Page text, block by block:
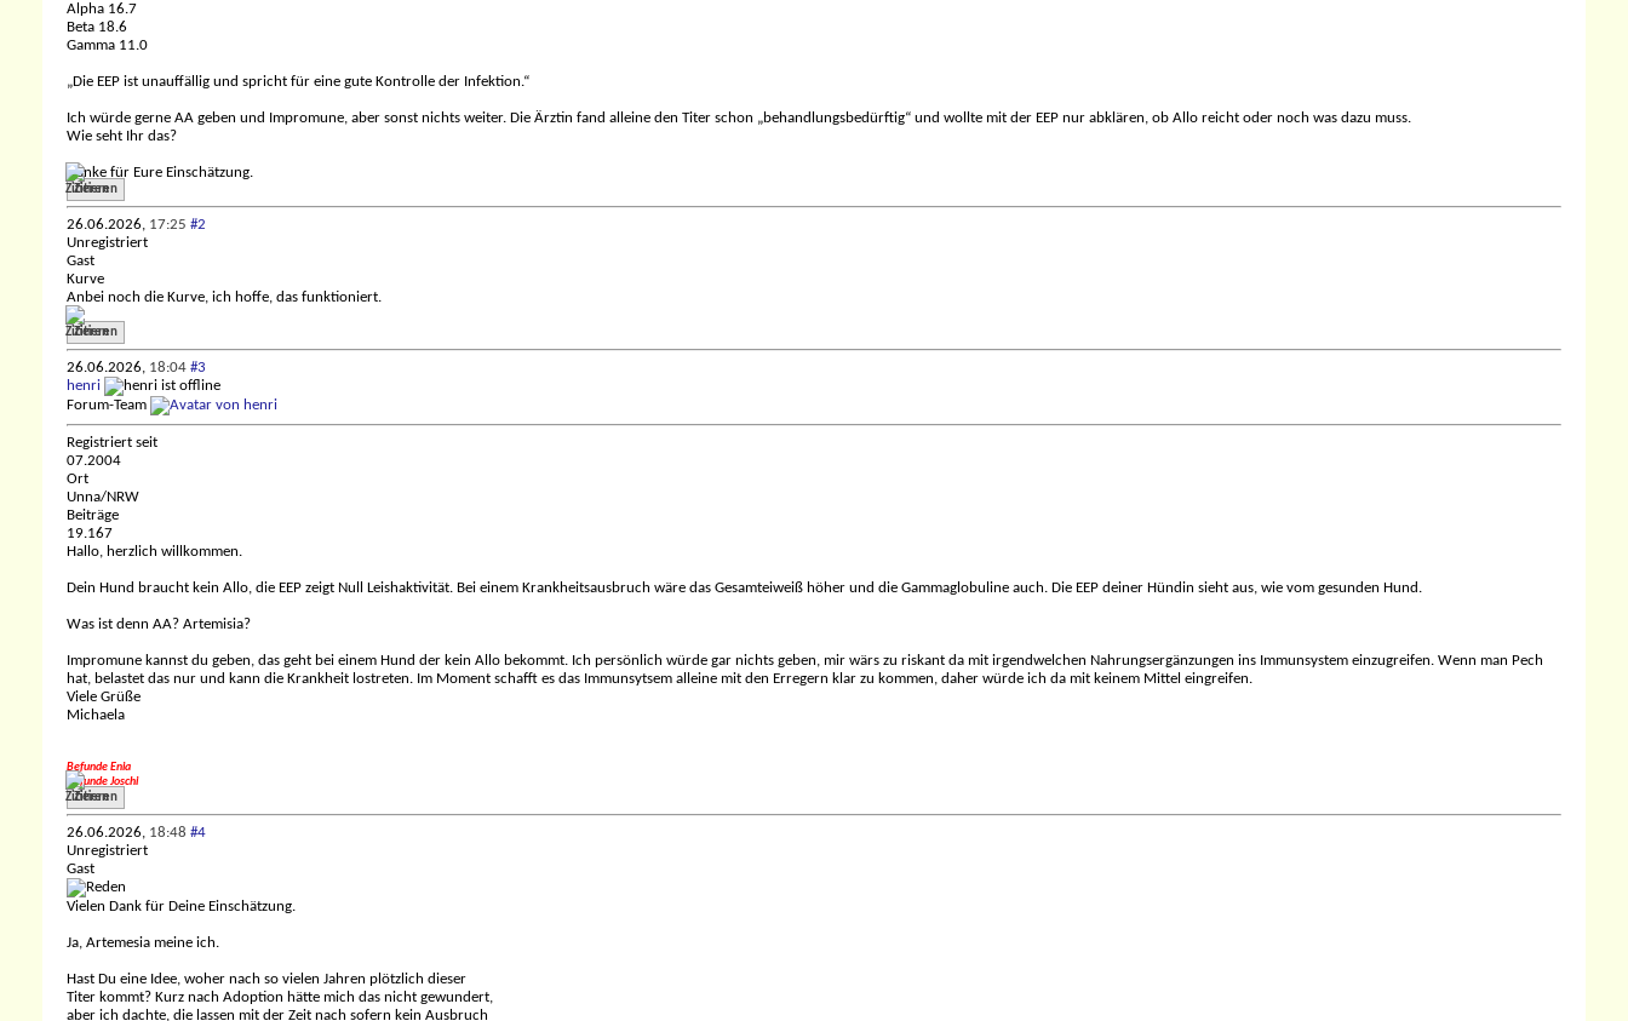
Alpha 16.7
Beta 18.6
Gamma 11.0
„Die EEP ist unauffällig und spricht für eine gute Kontrolle der Infektion.“
Ich würde gerne AA geben und Impromune, aber sonst nichts weiter. Die Ärztin fand alleine den Titer schon „behandlungsbedürftig“ und wollte mit der EEP nur abklären, ob Allo reicht oder noch was dazu muss.
Wie seht Ihr das?
Danke für Eure Einschätzung.
Zitieren
26.06.2026, 17:25 #2
Unregistriert
Gast
Kurve
Anbei noch die Kurve, ich hoffe, das funktioniert.
Zitieren
26.06.2026, 18:04 #3
henri
Forum-Team
Registriert seit
07.2004
Ort
Unna/NRW
Beiträge
19.167
Hallo, herzlich willkommen.
Dein Hund braucht kein Allo, die EEP zeigt Null Leishaktivität. Bei einem Krankheitsausbruch wäre das Gesamteiweiß höher und die Gammaglobuline auch. Die EEP deiner Hündin sieht aus, wie vom gesunden Hund.
Was ist denn AA? Artemisia?
Impromune kannst du geben, das geht bei einem Hund der kein Allo bekommt. Ich persönlich würde gar nichts geben, mir wärs zu riskant da mit irgendwelchen Nahrungsergänzungen ins Immunsystem einzugreifen. Wenn man Pech
hat, belastet das nur und kann die Krankheit lostreten. Im Moment schafft es das Immunsytsem alleine mit den Erregern klar zu kommen, daher würde ich da mit keinem Mittel eingreifen.
Viele Grüße
Michaela
Befunde Enia
Befunde Joschi
Zitieren
26.06.2026, 18:48 #4
Unregistriert
Gast
Vielen Dank für Deine Einschätzung.
Ja, Artemesia meine ich.
Hast Du eine Idee, woher nach so vielen Jahren plötzlich dieser
Titer kommt? Kurz nach Adoption hätte mich das nicht gewundert,
aber ich dachte, die lassen mit der Zeit nach sofern kein Ausbruch